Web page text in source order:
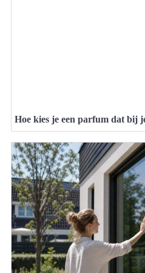
Hoe kies je een parfum dat bij